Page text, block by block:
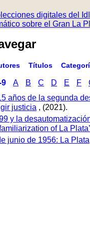
digitales del
sobre el Gran La
Títulos
9 A B C D E F
años de la segunda
justicia , (2021).
y la
of La
junio de 1956: La